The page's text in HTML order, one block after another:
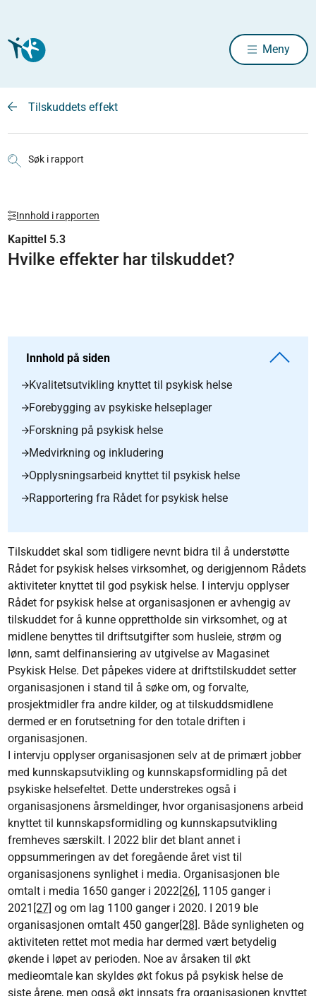
Meny
Tilskuddets effekt
Søk i rapport
Innhold i rapporten
Kapittel 5.3
Hvilke effekter har tilskuddet?
Innhold på siden
Kvalitetsutvikling knyttet til psykisk helse
Forebygging av psykiske helseplager
Forskning på psykisk helse
Medvirkning og inkludering
Opplysningsarbeid knyttet til psykisk helse
Rapportering fra Rådet for psykisk helse
Tilskuddet skal som tidligere nevnt bidra til å understøtte
Rådet for psykisk helses virksomhet, og derigjennom Rådets
aktiviteter knyttet til god psykisk helse. I intervju opplyser
Rådet for psykisk helse at organisasjonen er avhengig av
tilskuddet for å kunne opprettholde sin virksomhet, og at
midlene benyttes til driftsutgifter som husleie, strøm og
lønn, samt delfinansiering av utgivelse av Magasinet
Psykisk Helse. Det påpekes videre at driftstilskuddet setter
organisasjonen i stand til å søke om, og forvalte,
prosjektmidler fra andre kilder, og at tilskuddsmidlene
dermed er en forutsetning for den totale driften i
organisasjonen.
I intervju opplyser organisasjonen selv at de primært jobber
med kunnskapsutvikling og kunnskapsformidling på det
psykiske helsefeltet. Dette understrekes også i
organisasjonens årsmeldinger, hvor organisasjonens arbeid
knyttet til kunnskapsformidling og kunnskapsutvikling
fremheves særskilt. I 2022 blir det blant annet i
oppsummeringen av det foregående året vist til
organisasjonens synlighet i media. Organisasjonen ble
omtalt i media 1650 ganger i 2022[26], 1105 ganger i
2021 [27] og om lag 1100 ganger i 2020. I 2019 ble
organisasjonen omtalt 450 ganger[28]. Både synligheten og
aktiviteten rettet mot media har dermed vært betydelig
økende i løpet av perioden. Noe av årsaken til økt
medieomtale kan skyldes økt fokus på psykisk helse de
siste årene, men også økt innsats fra organisasjonen knyttet